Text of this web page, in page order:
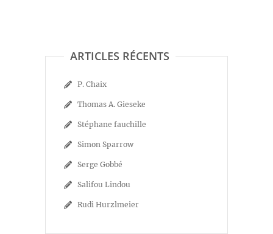
ARTICLES RÉCENTS
P. Chaix
Thomas A. Gieseke
Stéphane fauchille
Simon Sparrow
Serge Gobbé
Salifou Lindou
Rudi Hurzlmeier